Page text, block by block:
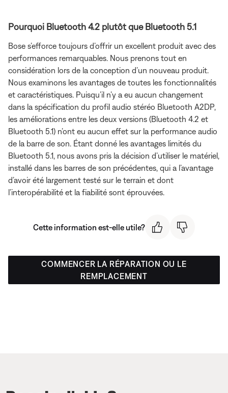
Pourquoi Bluetooth 4.2 plutôt que Bluetooth 5.1
Bose s’efforce toujours d’offrir un excellent produit avec des
performances remarquables. Nous prenons tout en
considération lors de la conception d’un nouveau produit.
Nous examinons les avantages de toutes les fonctionnalités
et caractéristiques. Puisqu’il n’y a eu aucun changement
dans la spécification du profil audio stéréo Bluetooth A2DP,
les améliorations entre les deux versions (Bluetooth 4.2 et
Bluetooth 5.1) n’ont eu aucun effet sur la performance audio
de la barre de son. Étant donné les avantages limités du
Bluetooth 5.1, nous avons pris la décision d’utiliser le matériel,
installé dans les barres de son précédentes, qui a l’avantage
d’avoir été largement testé sur le terrain et dont
l’interopérabilité et la fiabilité sont éprouvées.
Cette information est-elle utile?
COMMENCER LA RÉPARATION OU LE
REMPLACEMENT